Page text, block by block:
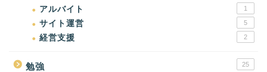
アルバイト 1
サイト運営 5
経営支援 2
勉強 25